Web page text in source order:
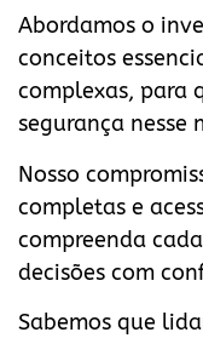
Abordamos o
conceitos
complexas, para
segurança nesse
Nosso
completas e
compreenda
decisões com
Sabemos que